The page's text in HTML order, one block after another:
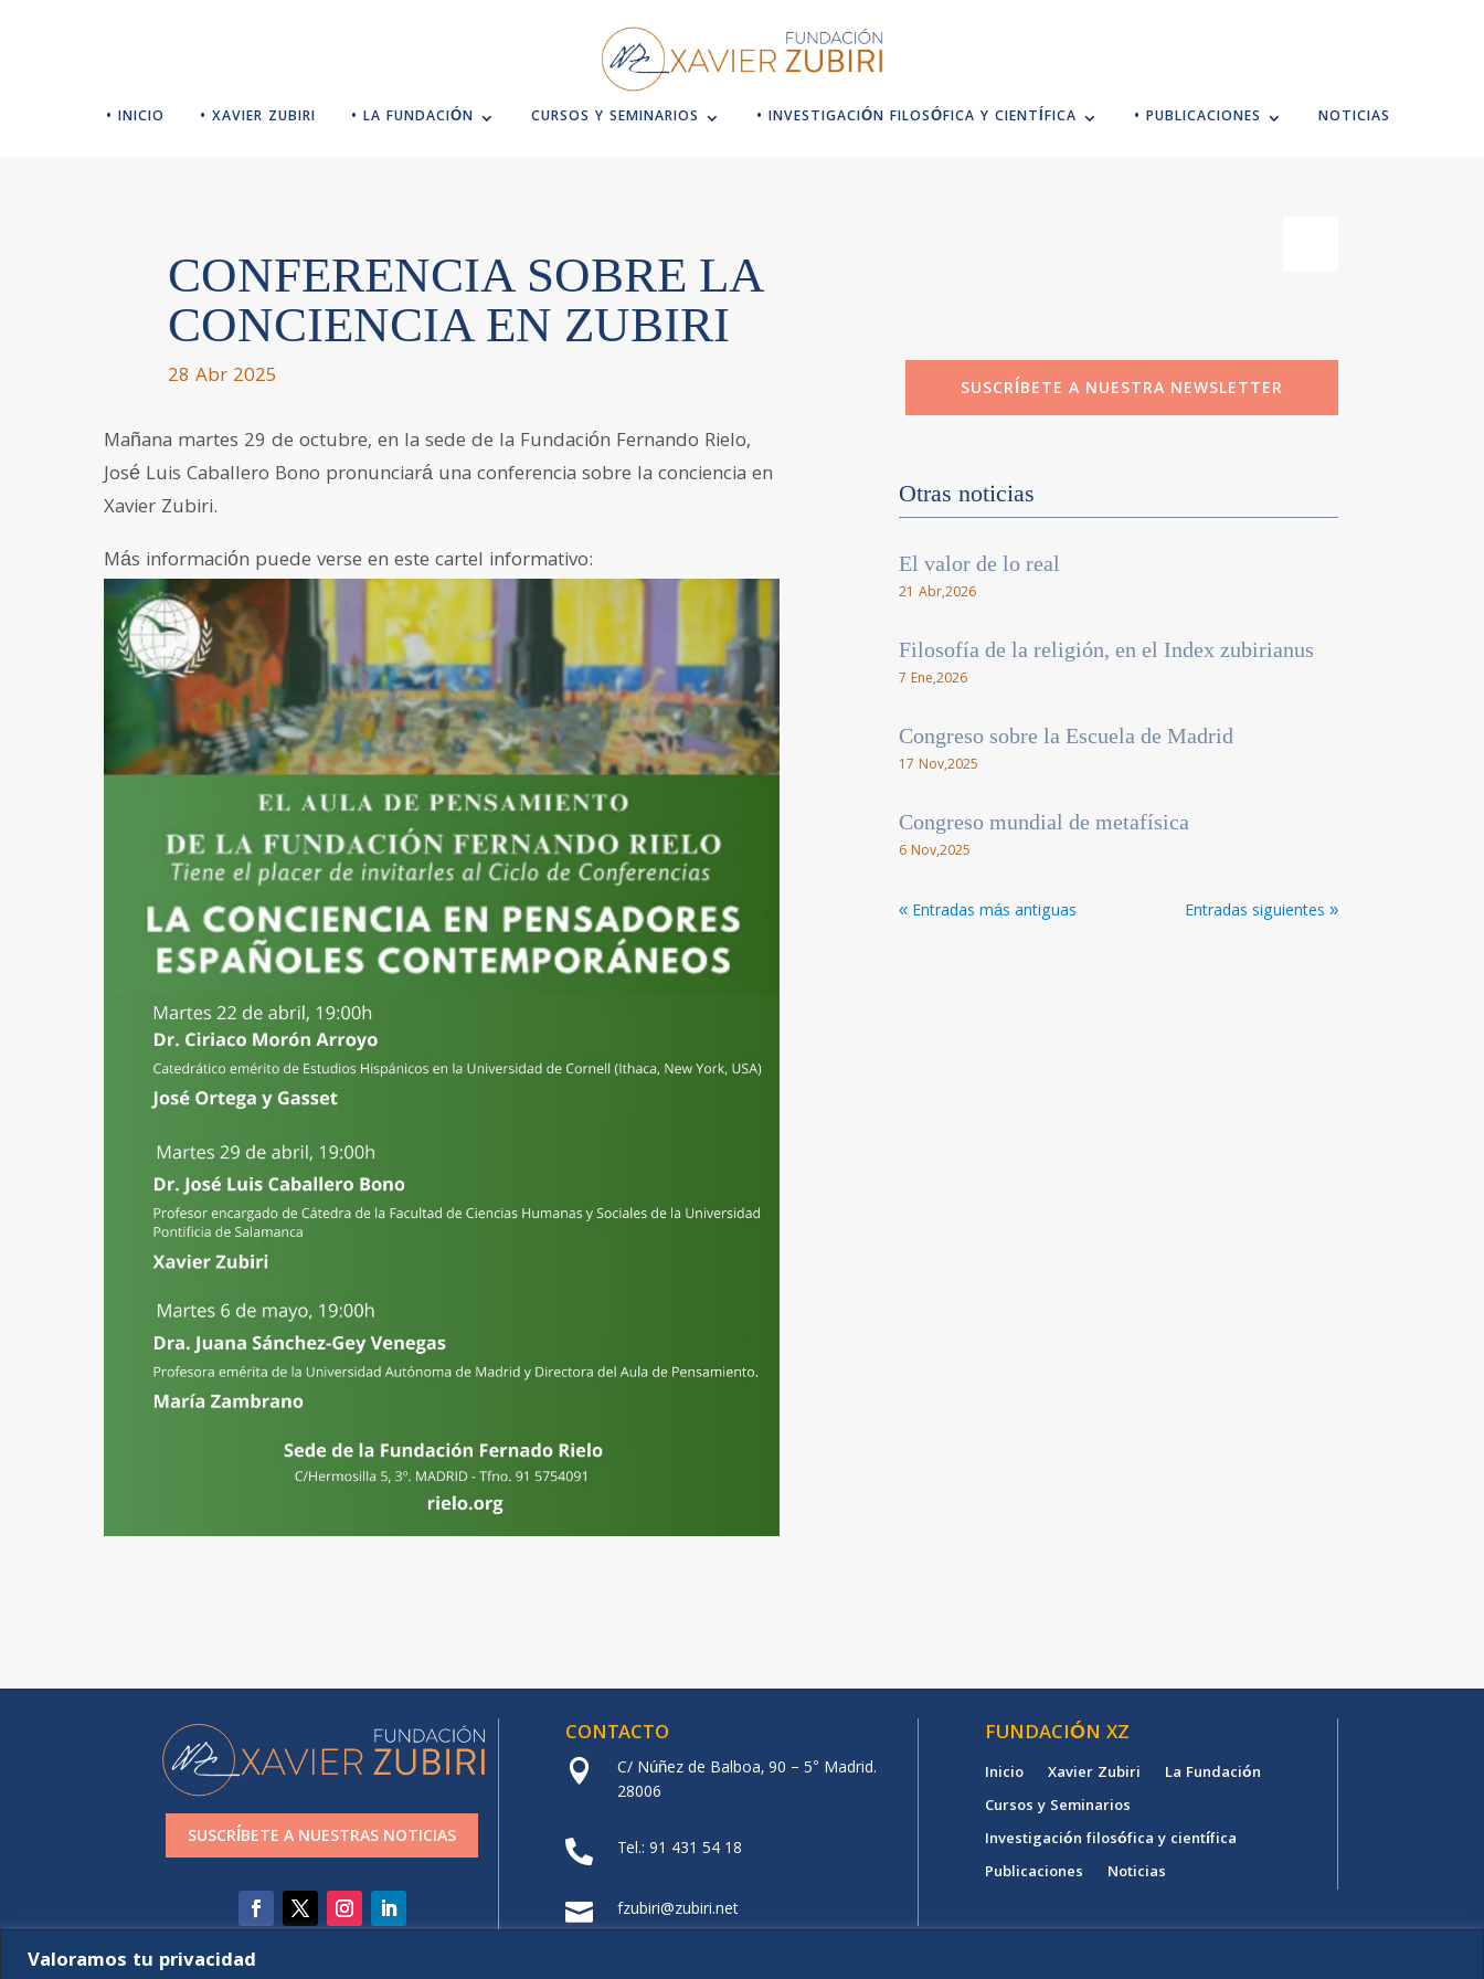
Valoramos tu privacidad
• INICIO • XAVIER ZUBIRI • LA FUNDACIÓN CURSOS Y SEMINARIOS • INVESTIGACIÓN FILOSÓFICA Y CIENTÍFICA • PUBLICACIONES NOTICIAS
CONFERENCIA SOBRE LA
CONCIENCIA EN ZUBIRI
28 Abr 2025
Mañana martes 29 de octubre, en la sede de la Fundación Fernando Rielo,
José Luis Caballero Bono pronunciará una conferencia sobre la conciencia en
Xavier Zubiri.
Más información puede verse en este cartel informativo:
SUSCRÍBETE A NUESTRA NEWSLETTER
Otras noticias
El valor de lo real
21 Abr,2026
Filosofía de la religión, en el Index zubirianus
7 Ene,2026
Congreso sobre la Escuela de Madrid
17 Nov,2025
Congreso mundial de metafísica
6 Nov,2025
« Entradas más antiguas Entradas siguientes »
SUSCRÍBETE A NUESTRAS NOTICIAS
CONTACTO

C/ Núñez de Balboa, 90 – 5° Madrid.
28006
 Tel.: 91 431 54 18
 fzubiri@zubiri.net
FUNDACIÓN XZ
Inicio Xavier Zubiri
La Fundación
Cursos y Seminarios
Investigación filosófica y científica
Publicaciones
Noticias